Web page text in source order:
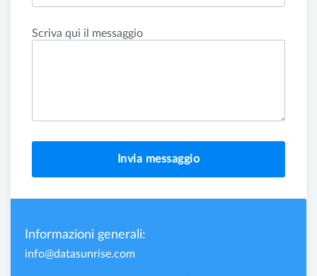
Scriva qui il messaggio
Invia messaggio
Informazioni generali:
info@datasunrise.com